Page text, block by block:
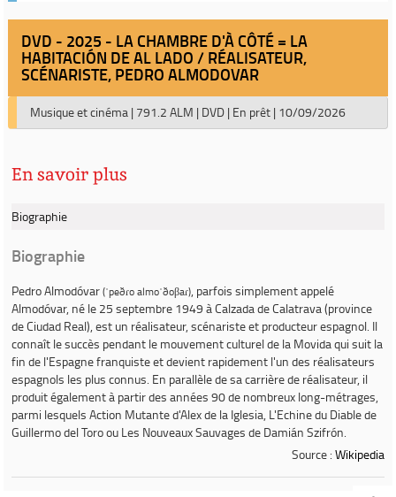
DVD - 2025 - LA CHAMBRE D'À CÔTÉ = LA
HABITACIÓN DE AL LADO / RÉALISATEUR,
SCÉNARISTE, PEDRO ALMODOVAR
Musique et cinéma | 791.2 ALM | DVD | En prêt | 10/09/2026
En savoir plus
Biographie
Biographie
Pedro Almodóvar(ˈpeðɾo almoˈðoβaɾ), parfois simplement appelé
Almodóvar, né le 25 septembre 1949 à Calzada de Calatrava (province
de Ciudad Real), est un réalisateur, scénariste et producteur espagnol. Il
connaît le succès pendant le mouvement culturel de la Movida qui suit la
fin de l'Espagne franquiste et devient rapidement l'un des réalisateurs
espagnols les plus connus. En parallèle de sa carrière de réalisateur, il
produit également à partir des années 90 de nombreux long-métrages,
parmi lesquels Action Mutante d'Alex de la Iglesia, L'Echine du Diable de
Guillermo del Toro ou Les Nouveaux Sauvages de Damián Szifrón.
Source : Wikipedia